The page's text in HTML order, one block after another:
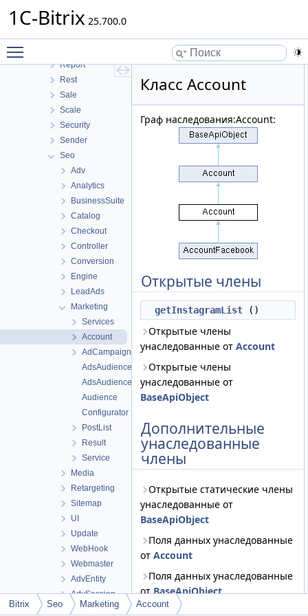
1C-Bitrix 25.700.0
Perfmon
Report
Rest
Sale
Scale
Security
Sender
Seo
Adv
Analytics
BusinessSuite
Catalog
Checkout
Controller
Conversion
Engine
LeadAds
Marketing
Services
Account
AdCampaign
AdsAudience
AdsAudienceConfig
Audience
Configurator
PostList
Result
Service
Media
Retargeting
Sitemap
UI
Update
WebHook
Webmaster
AdvEntity
AdvSession
AdvTabEngine
Класс Account
Граф наследования:Account:
Открытые члены
getInstagramList ()
Открытые члены
унаследованные от Account
Открытые члены
унаследованные от
BaseApiObject
Дополнительные
унаследованные
члены
Открытые статические члены
унаследованные от
BaseApiObject
Поля данных унаследованные
от Account
Поля данных унаследованные
отBaseApiObject
Защищенные члены
Bitrix Seo Marketing Account